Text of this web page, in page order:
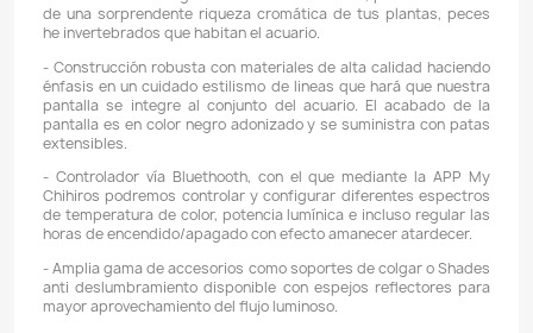
- Las Pantallas Led Chihiros WRGB 2 Pro son
acuarios plantados de requerimientos altos. Esta
sorprende con un incremento en su flujo
comparación con otras series de la marca Chihiros.
- Chihiros WRGB II PRO es la novedad que que
apasionados a los acuarios plantados de altos
estaban esperando. Para ello en esta serie de
PRO Chihiros incorpora una renovada tecnología LED
que se traduce en 4 canales independientes (1
para verde, 1 para el azul 1 para el blanco). De esta
blanco no se obtiene por la fusión de canales RGB,
ha añadido un nuevo canal especifico para el Blanco.
esta mejora en el espectro se ha conseguido realzar